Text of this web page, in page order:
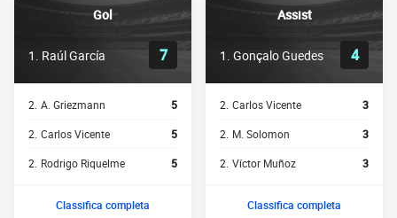
Gol
1. Raúl García 7
2. A. Griezmann 5
2. Carlos Vicente 5
2. Rodrigo Riquelme 5
Classifica completa
Assist
1. Gonçalo Guedes 4
2. Carlos Vicente 3
2. M. Solomon 3
2. Víctor Muñoz 3
Classifica completa